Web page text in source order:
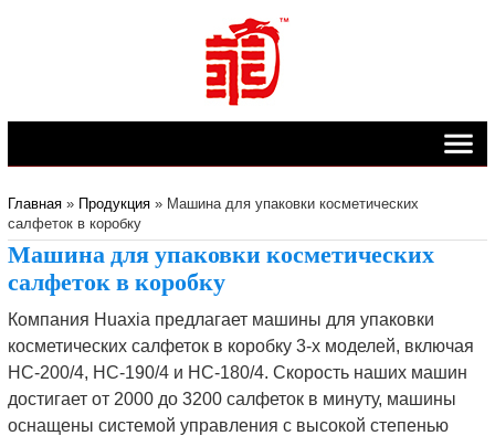
Главная» Продукция » Машина для упаковки косметических
салфеток в коробку
Машина для упаковки косметических
салфеток в коробку
Компания Huaxia предлагает машины для упаковки
косметических салфеток в коробку 3-х моделей, включая
HC-200/4, HC-190/4 и HC-180/4. Скорость наших машин
достигает от 2000 до 3200 салфеток в минуту, машины
оснащены системой управления с высокой степенью